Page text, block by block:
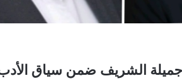
جميلة الشريف ضمن سياق